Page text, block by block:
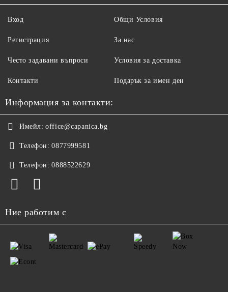
Вход
Регистрация
Често задавани въпроси
Контакти
Общи Условия
За нас
Условия за доставка
Подарък за имен ден
Информация за контакти:
Имейл: office@capanica.bg
Телефон: 0877999581
Телефон: 0888522629
Ние работим с